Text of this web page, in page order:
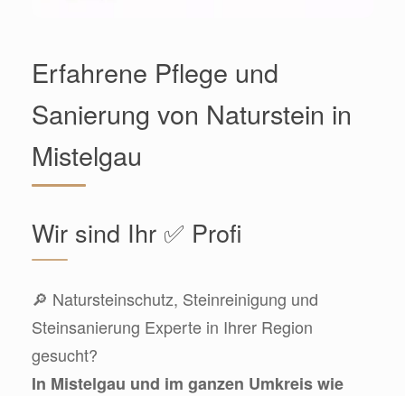
Erfahrene Pflege und
Sanierung von Naturstein in
Mistelgau
Wir sind Ihr ✅ Profi
🔎 Natursteinschutz, Steinreinigung und
Steinsanierung Experte in Ihrer Region
gesucht?
In Mistelgau und im ganzen Umkreis wie